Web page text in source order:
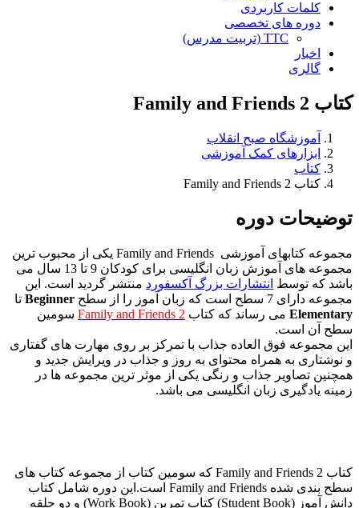
کلمات کاربردی
دوره های تخصصی
TTC (تربیت مدرس)
اخبار
گالری
کتاب Family and Friends 2
آموزشگاه صبح انقلاب
ابزارهای کمک آموزشی
کتاب
کتاب Family and Friends 2
توضیحات دوره
مجموعه کتابهای آموزشی Family and Friends یکی از محبوب ترین
مجموعه های آموزش زبان انگلیسی برای کودکان 9 تا 13 سال می
باشد که توسط انتشارات بزرگ آکسفورد منتشر گردید است. این
مجموعه دارای 7 سطح است که زبان آموز را از سطح
Beginner تا
Elementary می رساند که کتاب Family and Friends 2 سومین
سطح آن است.
این مجموعه فوق العاده جذاب با تمرکز بر روی مهارت های گفتاری
و نوشتاری به همراه محتوای به روز و جذاب در ویرایش جدید و
همچنین تصاویر جذاب و رنگی یکی از موثر ترین مجموعه ها در
زمینه یادگیری زبان انگلیسی می باشد.
کتاب Family and Friends 2 که سومین کتاب از مجموعه کتاب های
سطح بندی شده Family and Friends است.این دوره شامل کتاب
دانش آموز (Student Book) کتاب تمرین (Work Book) و دو حلقه